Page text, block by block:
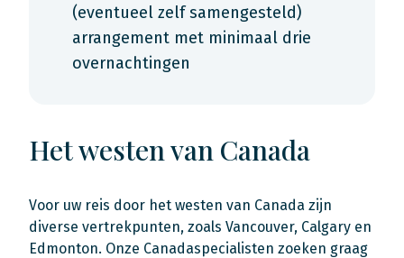
(eventueel zelf samengesteld)
arrangement met minimaal drie
overnachtingen
Het westen van Canada
Voor uw reis door het westen van Canada zijn
diverse vertrekpunten, zoals Vancouver, Calgary en
Edmonton. Onze Canadaspecialisten zoeken graag